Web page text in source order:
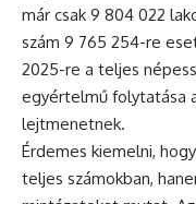
már csak 9 804 022
szám 9 765 254-re
2025-re a teljes
egyértelmű folytatása
lejtmenetnek.
Érdemes kiemelni,
teljes számokban,